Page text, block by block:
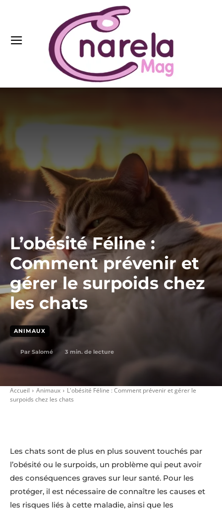
L’obésité Féline :
Comment prévenir et
gérer le surpoids chez
les chats
ANIMAUX
Par Salomé 3 min. de lecture
Accueil Animaux
L'obésité Féline : Comment prévenir et gérer le
surpoids chez les chats
Les chats sont de plus en plus souvent touchés par
l’obésité ou le surpoids, un problème qui peut avoir
des conséquences graves sur leur santé. Pour les
protéger, il est nécessaire de connaître les causes et
les risques liés à cette maladie, ainsi que les